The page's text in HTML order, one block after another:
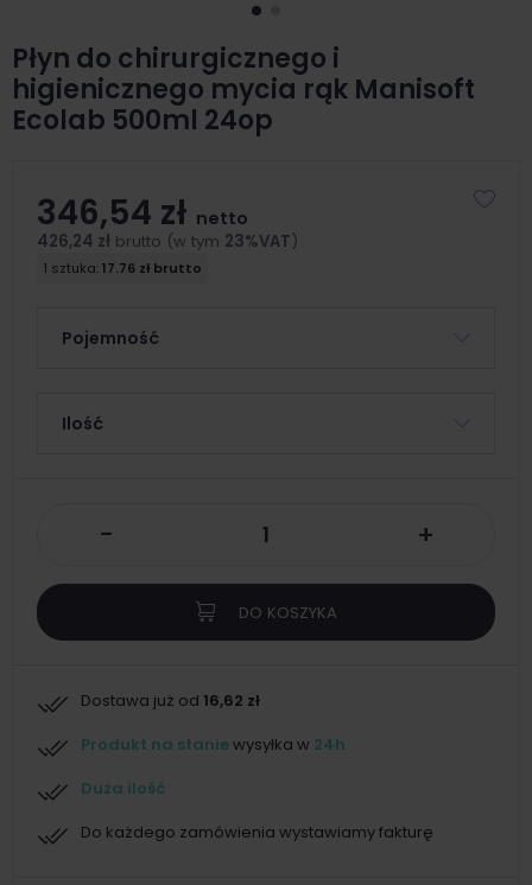
Płyn do chirurgicznego i
higienicznego mycia rąk Manisoft
Ecolab 500ml 24op
346,54 zł netto
426,24 zł brutto (w tym 23%VAT)
1 sztuka:17.76 zł brutto
Pojemność
Ilość
- +
DO KOSZYKA
Dostawa już od 16,62 zł
Produkt na staniewysyłka w 24h
Duża ilość
Do każdego zamówienia wystawiamy fakturę